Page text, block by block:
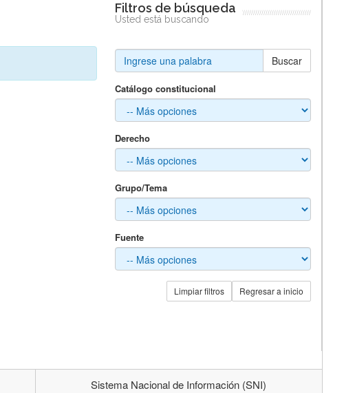
Filtros de búsqueda
Usted está buscando
Buscar
Catálogo constitucional
Derecho
Grupo/Tema
Fuente
Regresar a inicio
Limpiar filtros
Sistema Nacional de Información (SNI)